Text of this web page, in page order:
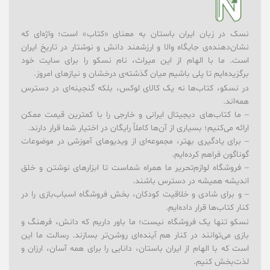
نسک در زبان ایران باستان به معنای «کتاب» است؛ واژه‌ای که
نشان‌دهنده‌ی جایگاه والا و ارزشمند دانش و نوشتار در تاریخ ایران
است. ما با الهام از این میراث، نام نسکو را برای سایت خود
برگزیده‌ایم تا پلی باشیم میان گذشته‌ی درخشان و نیازهای امروز.
در نسکو، کتاب‌ها نه یک کالای لوکس، بلکه گنجینه‌ای در دسترس
همه‌اند.
– ما کتاب‌های دیجیتال ایرانی و خارجی را با کمترین قیمت ممکن
ارائه می‌کنیم؛ بسیاری از آن‌ها کاملاً رایگان در اختیار شما قرار دارند.
– برای یادگیری بهتر، مجموعه‌ای از ویدیوهای آموزشی در موضوعات
گوناگون فراهم کرده‌ایم.
– فروشگاه لوازم‌تحریر ما همراه شماست تا ابزارهای نوشتن و خلق
اندیشه همیشه در دسترس باشند.
– و برای شادی و خلاقیت کودکان، بخش فروشگاه اسباب‌بازی را در
کنار کتاب‌ها قرار داده‌ایم.
نسکو تنها یک فروشگاه نیست؛ ما باور داریم که دانش، فرهنگ و
بازی می‌توانند در کنار هم آینده‌ای روشن‌تر بسازند. رسالت ما این
است که با الهام از ایران باستان، دانایی را برای همه آسان، ارزان و
لذت‌بخش کنیم.